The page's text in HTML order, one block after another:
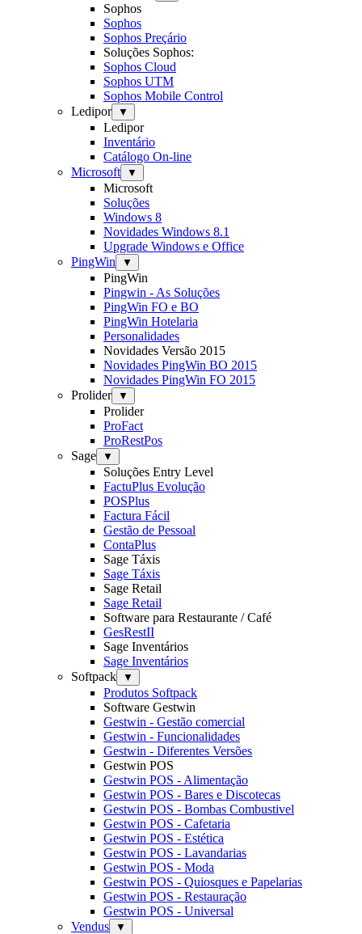
Sophos
Sophos
Sophos Preçário
Soluções Sophos:
Sophos Cloud
Sophos UTM
Sophos Mobile Control
Ledipor
▼
Ledipor
Inventário
Catálogo On-line
Microsoft
▼
Microsoft
Soluções
Windows 8
Novidades Windows 8.1
Upgrade Windows e Office
PingWin
▼
PingWin
Pingwin - As Soluções
PingWin FO e BO
PingWin Hotelaria
Personalidades
Novidades Versão 2015
Novidades PingWin BO 2015
Novidades PingWin FO 2015
Prolider
▼
Prolider
ProFact
ProRestPos
Sage
▼
Soluções Entry Level
FactuPlus Evolução
POSPlus
Factura Fácil
Gestão de Pessoal
ContaPlus
Sage Táxis
Sage Táxis
Sage Retail
Sage Retail
Software para Restaurante / Café
GesRestII
Sage Inventários
Sage Inventários
Softpack
▼
Produtos Softpack
Software Gestwin
Gestwin - Gestão comercial
Gestwin - Funcionalidades
Gestwin - Diferentes Versões
Gestwin POS
Gestwin POS - Alimentação
Gestwin POS - Bares e Discotecas
Gestwin POS - Bombas Combustivel
Gestwin POS - Cafetaria
Gestwin POS - Estética
Gestwin POS - Lavandarias
Gestwin POS - Moda
Gestwin POS - Quiosques e Papelarias
Gestwin POS - Restauração
Gestwin POS - Universal
Vendus
▼